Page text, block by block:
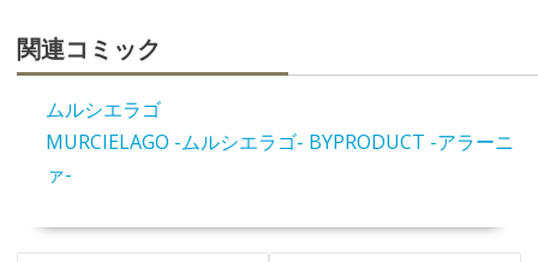
関連コミック
ムルシエラゴ
MURCIELAGO -ムルシエラゴ- BYPRODUCT -アラーニ
ァ-